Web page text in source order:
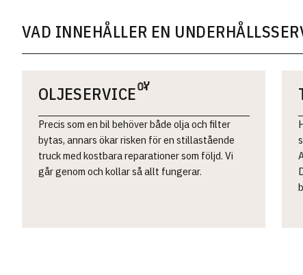
VAD INNEHÅLLER EN
OLJESERVICE
Precis som en bil behöver både olja och filter
bytas, annars ökar risken för en stillastående
truck med kostbara reparationer som följd. Vi
går genom och kollar så allt fungerar.